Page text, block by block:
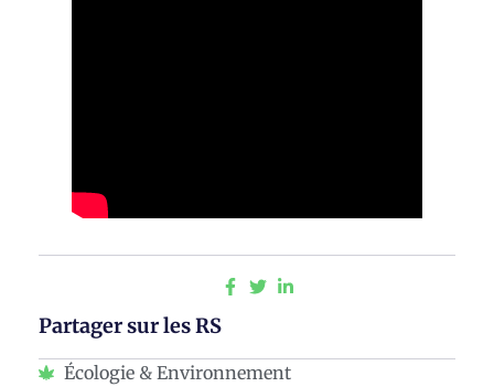
Partager sur les RS
Écologie & Environnement